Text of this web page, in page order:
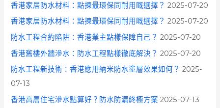
香港家居防水材料：點揀最環保同耐用嘅選擇？ 2025-07-20
香港家居防水材料：點揀最環保同耐用嘅選擇？ 2025-07-20
防水工程合約陷阱：香港業主點樣保障自己？ 2025-07-20
香港舊樓外牆滲水：防水工程點樣徹底解決？ 2025-07-20
防水工程新技術：香港應用納米防水塗層效果如何？ 2025-
07-13
香港高層住宅滲水點算好？防水防漏終極方案 2025-07-13